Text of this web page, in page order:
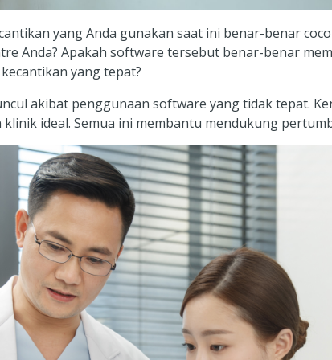
yang Anda gunakan saat ini benar-benar
Anda? Apakah software tersebut benar-benar
yang tepat?
akibat penggunaan software yang tidak tepat.
ideal. Semua ini membantu mendukung